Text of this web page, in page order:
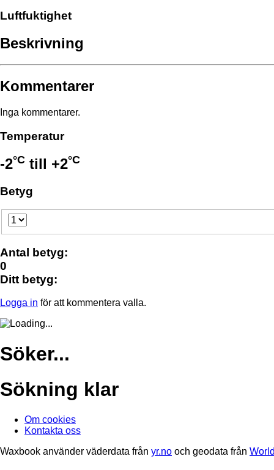
Luftfuktighet
Beskrivning
Kommentarer
Inga kommentarer.
Temperatur
-2°C till +2°C
Betyg
Antal betyg:
0
Ditt betyg:
Logga in för att kommentera valla.
Söker...
Sökning klar
Om cookies
Kontakta oss
Waxbook använder väderdata från yr.no och geodata från